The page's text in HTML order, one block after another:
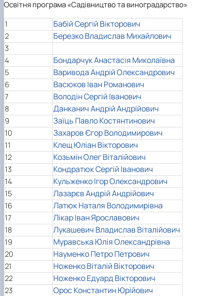
Нагородження гуртка
гуртківців
Участь гуртківців у І турі Всеукраїнського
конкурсу студентських наукових робіт…
Участь гуртківців у всеукраїнських та
міжнародних наукових заходах
Публікаційна (наукова) активність
гуртківців
Стратегія розвитку студентського
гуртка
Інстаграм сторінка гуртка
Стара сторінка гуртка
Керівники гуртка
Освітня програма «Садівництво та виноградарство»
1
Бабій Сергій Вікторович
2 Березко Владислав Михайлович
3
4
Бондарчук Анастасія Миколаївна
5 Варивода Андрій Олександрович
6 Васюков Іван Романович
7 Володін Сергій Іванович
8 Данканич Андрій Андрійович
9 Заїць Павло Костянтинович
10 Захаров Єгор Володимирович
11 Клещ Юліан Вікторович
12 Козьмін Олег Віталійович
13 Кондратюк Сергій Іванович
14 Кульженко Ігор Олександрович
15 Лазарєв Андрій Андрійович
16 Латюк Наталя Володимирівна
17 Лікар Іван Ярославович
18 Лукашевич Владислав Віталійович
19 Муравська Юлія Олександрівна
20 Науменко Петро Петрович
21 Ноженко Віталій Вікторович
22 Ноженко Едуард Вікторович
23 Орос Константин Юрійович